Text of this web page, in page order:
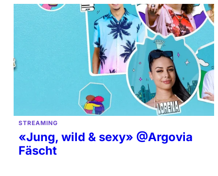
STREAMING
«Jung, wild & sexy» @Argovia
Fäscht